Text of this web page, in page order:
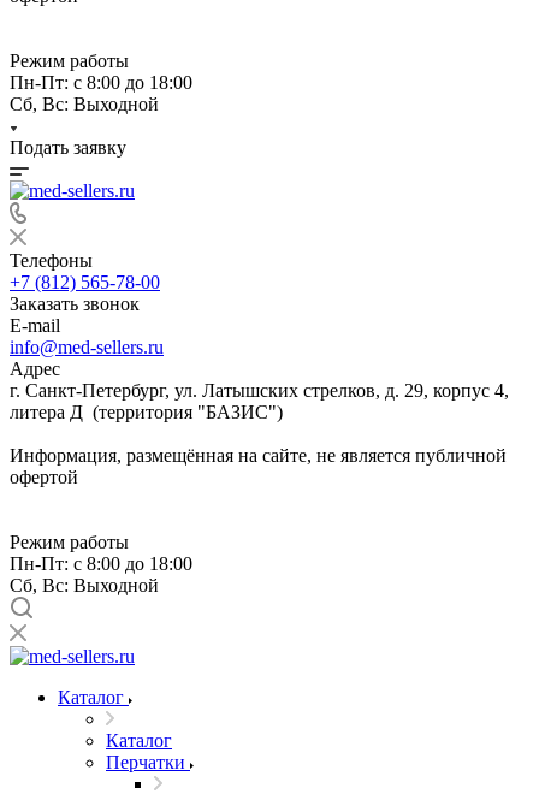
Режим работы
Пн-Пт: с 8:00 до 18:00
Сб, Вс: Выходной
Подать заявку
Телефоны
+7 (812) 565-78-00
Заказать звонок
E-mail
info@med-sellers.ru
Адрес
г. Санкт-Петербург, ул. Латышских стрелков, д. 29, корпус 4,
литера Д (территория "БАЗИС")
Информация, размещённая на сайте, не является публичной
офертой
Режим работы
Пн-Пт: с 8:00 до 18:00
Сб, Вс: Выходной
Каталог
Каталог
Перчатки